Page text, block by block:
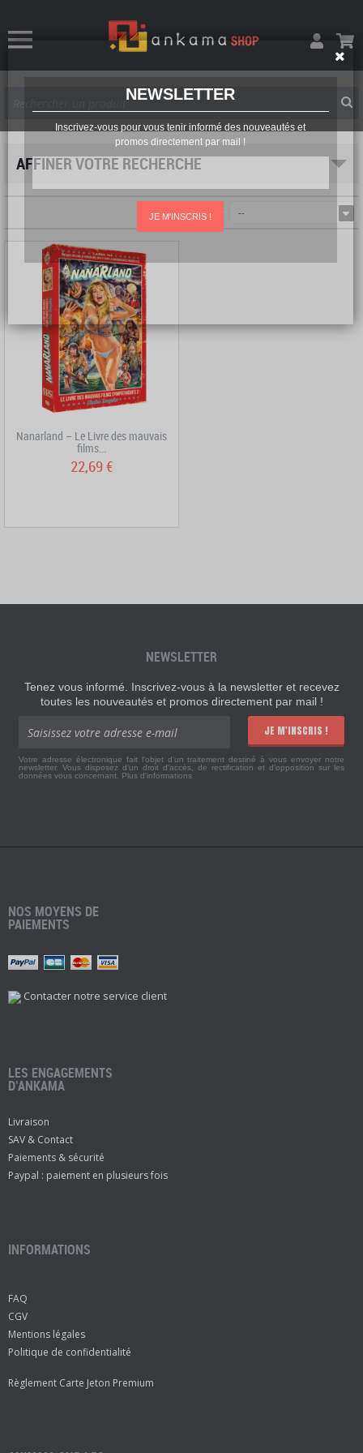
NEWSLETTER
Inscrivez-vous pour vous tenir informé des nouveautés et
promos directement par mail !
JE M'INSCRIS !
AFFINER VOTRE RECHERCHE
Trier par --
Nanarland – Le Livre des mauvais
films...
22,69 €
NEWSLETTER
Tenez vous informé. Inscrivez-vous à la newsletter et recevez
toutes les nouveautés et promos directement par mail !
JE M'INSCRIS !
Votre adresse électronique fait l'objet d'un traitement destiné à vous envoyer notre
newsletter. Vous disposez d'un droit d'accès, de rectification et d'opposition sur les
données vous concernant. Plus d'informations
NOS MOYENS DE
PAIEMENTS
Contacter notre service client
LES ENGAGEMENTS
D’ANKAMA
Livraison
SAV & Contact
Paiements & sécurité
Paypal : paiement en plusieurs fois
INFORMATIONS
FAQ
CGV
Mentions légales
Politique de confidentialité
Règlement Carte Jeton Premium